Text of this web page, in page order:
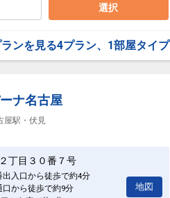
ています。
認のうえ、 予約にお進み下さい。
選択
ンを見る4プラン、1部屋タイプ
ナ名古屋
屋駅・伏見
丁目３０番７号
入口から徒歩で約4分
口から徒歩で約9分
地図